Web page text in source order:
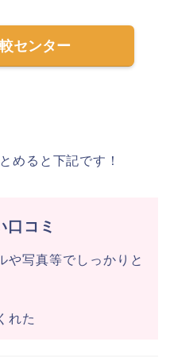
センター
めると下記です！
口コミ
や写真等でしっかりと
れた